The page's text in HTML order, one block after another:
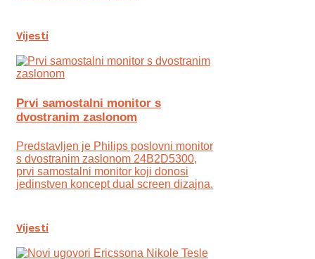
Vijesti
Prvi samostalni monitor s
dvostranim zaslonom
Predstavljen je Philips poslovni monitor
s dvostranim zaslonom 24B2D5300,
prvi samostalni monitor koji donosi
jedinstven koncept dual screen dizajna.
Vijesti